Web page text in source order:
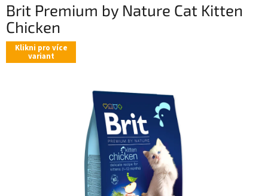
Brit Premium by Nature Cat Kitten
Chicken
Klikni pro více
variant